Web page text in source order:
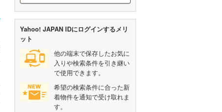
Yahoo! JAPAN IDにログインするメリ
ット
他の端末で保存したお気に
入りや検索条件を引き継い
で使用できます。
希望の検索条件に合った新
着物件を通知で受け取れま
す。